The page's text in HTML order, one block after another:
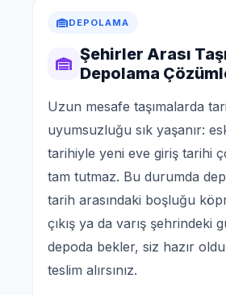
DEPOLAMA
Şehirler Arası
Depolama
Uzun mesafe taşımalarda
uyumsuzluğu sık yaşanır:
tarihiyle yeni eve giriş tarihi
tam tutmaz. Bu durumda
tarih arasındaki boşluğu
çıkış ya da varış şehrindeki
depoda bekler, siz hazır
teslim alırsınız.